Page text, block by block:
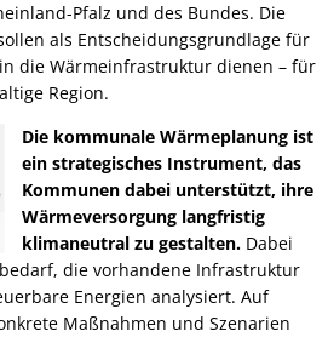
Pfalz und des Bundes. Die
als Entscheidungsgrundlage für
die Wärmeinfrastruktur dienen – für
Region.
Die kommunale Wärmeplanung ist
ein strategisches Instrument, das
Kommunen dabei unterstützt, ihre
Wärmeversorgung langfristig
klimaneutral zu gestalten. Dabei
die vorhandene Infrastruktur
Energien analysiert. Auf
Maßnahmen und Szenarien